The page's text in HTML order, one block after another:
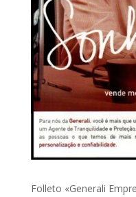
Folleto «Generali